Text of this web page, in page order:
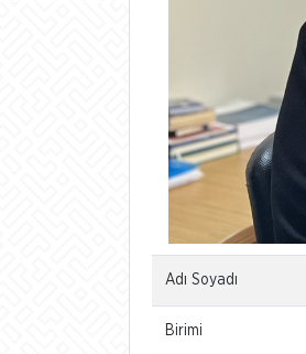
Adı Soyadı
Birimi